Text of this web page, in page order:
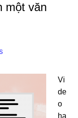
một văn
Vi
de
o
ha